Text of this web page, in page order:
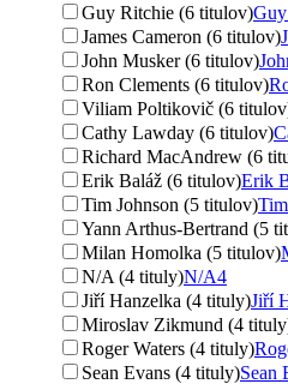
Guy Ritchie (6 titulov)
James Cameron (6 titulov)
John Musker (6 titulov)
Ron Clements (6 titulov)
Viliam Poltikovič (6
Cathy Lawday (6 titulov)
Richard MacAndrew (6
Erik Baláž (6 titulov)Erik
Tim Johnson (5 titulov)
Yann Arthus-Bertrand (5
Milan Homolka (5 titulov)
N/A (4 tituly)N/A4
Jiří Hanzelka (4 tituly)Jiří
Miroslav Zikmund (4
Roger Waters (4 tituly)
Sean Evans (4 tituly)Sean